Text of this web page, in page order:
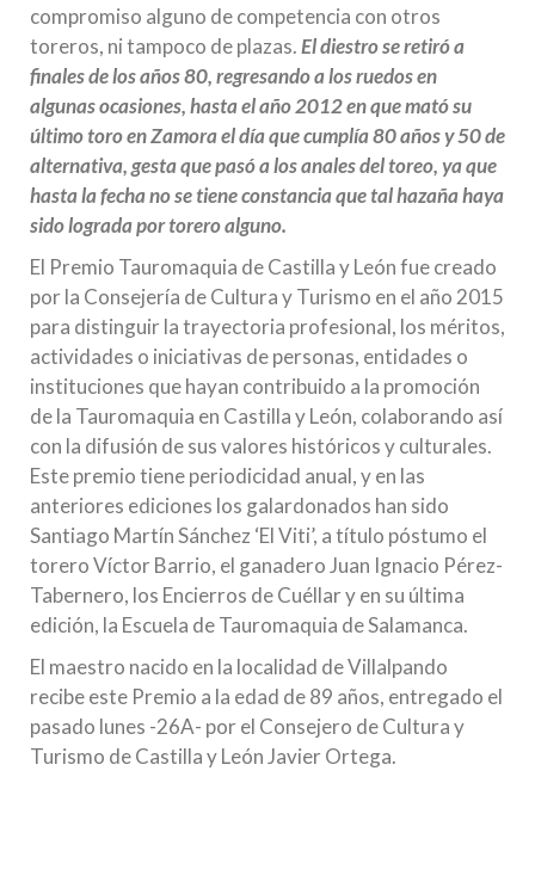
compromiso alguno de competencia con otros
toreros, ni tampoco de plazas.El diestro se retiró a
finales de los años 80, regresando a los ruedos en
algunas ocasiones, hasta el año 2012 en que mató su
último toro en Zamora el día que cumplía 80 años y 50 de
alternativa, gesta que pasó a los anales del toreo, ya que
hasta la fecha no se tiene constancia que tal hazaña haya
sido lograda por torero alguno.
El Premio Tauromaquia de Castilla y León fue creado
por la Consejería de Cultura y Turismo en el año 2015
para distinguir la trayectoria profesional, los méritos,
actividades o iniciativas de personas, entidades o
instituciones que hayan contribuido a la promoción
de la Tauromaquia en Castilla y León, colaborando así
con la difusión de sus valores históricos y culturales.
Este premio tiene periodicidad anual, y en las
anteriores ediciones los galardonados han sido
Santiago Martín Sánchez ‘El Viti’, a título póstumo el
torero Víctor Barrio, el ganadero Juan Ignacio Pérez-
Tabernero, los Encierros de Cuéllar y en su última
edición, la Escuela de Tauromaquia de Salamanca.
El maestro nacido en la localidad de Villalpando
recibe este Premio a la edad de 89 años, entregado el
pasado lunes -26A- por el Consejero de Cultura y
Turismo de Castilla y León Javier Ortega.